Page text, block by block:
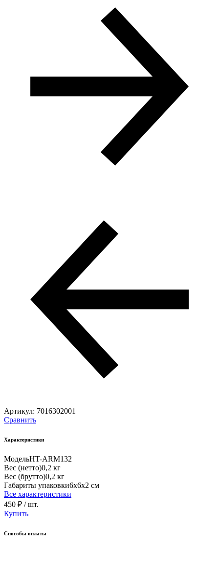
Артикул: 7016302001
Сравнить
Характеристики
МодельHT-ARM132
Вес (нетто)0,2 кг
Вес (брутто)0,2 кг
Габариты упаковки6х6х2 см
Все характеристики
450 ₽ / шт.
Купить
Способы оплаты